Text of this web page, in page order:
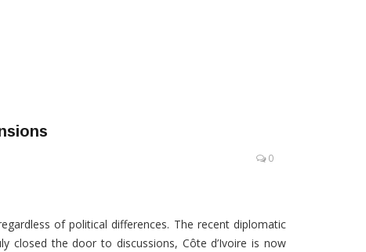
0
of political differences. The recent diplomatic
closed the door to discussions, Côte d’Ivoire is now